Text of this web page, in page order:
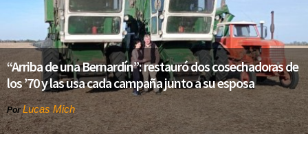
“Arriba de una Bernardín”: restauró dos cosechadoras de
los ’70 y las usa cada campaña junto a su esposa
PorLucas Mich